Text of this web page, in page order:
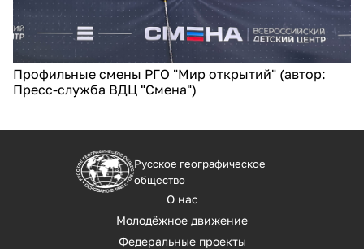
Профильные смены РГО "Мир открытий" (автор:
Пресс-служба ВДЦ "Смена")
Русское географическое
общество
О нас
Молодёжное движение
Федеральные проекты